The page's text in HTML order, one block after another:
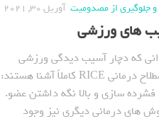
و جلوگیری از مصدومیت آوریل 30, 2021
های ورزشی
که دچار آسیب دیدگی ورزشی
شده اند با اصطلاح درمانی RICE کاملاً آشنا هستند:
فشرده سازی و بالا نگه داشتن عضو.
های درمانی دیگری نیز وجود